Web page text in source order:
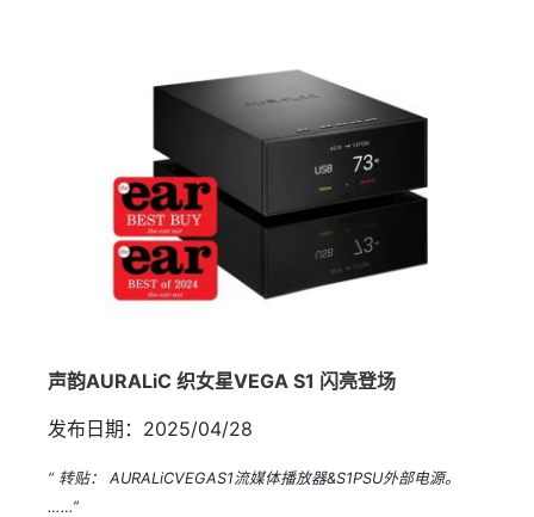
声韵AURALiC 织女星VEGA S1 闪亮登场
发布日期：2025/04/28
“ 转贴： AURALiCVEGAS1流媒体播放器&S1PSU外部电源。
……”